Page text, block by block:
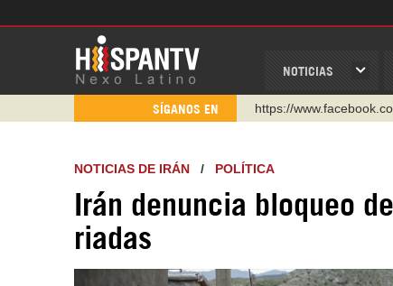
NOTICIAS
SÍGANOS EN
https://
http://twitter.com/
https://urmedium.com/
Instagram como:
NOTICIAS DE IRÁN / POLÍTICA
Irán denuncia bloqueo
riadas